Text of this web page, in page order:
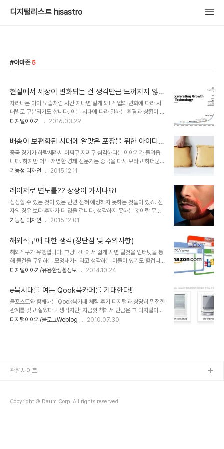
디지털리스트 hisastro
아마존 5
현실에서 세상이 변화되는 건 생각만큼 느껴지지 않지
만...
자라나는 아이 모습처럼 시간 지나면 알게 돼! 직업의 변화에 따라 시
대별로 구분되기도 합니다. 이는 시대에 따라 일하는 환경과 상황이 달
라진다는 것을 의미하며, 과학기술 발전의 흐름을 말하는 근거가 되기
5~60년 가량이고, 국내의 경우도 "1가구 1차량"이라고 하는 자동차
대중화 시대가 열린 것도 고작 길게 봐야 20년 전후라고 할 수 있습니
다. 그 짧은 시간 내에 사람들은 자동차 소유를 필수라는 생각을 하게
됐고, 다른 누가 아닌 저만 하더라도 자동차는 기술의 총아로써 -구체
적으로 생각한 것은 아니라도- 일정한 범주 내에서 지속적인 발전과
계수단도 깊숙히 자리했다고 할..
디지털이야기 2016.03.29
배송이 보편화된 시대에 알맞은 포장을 위한 아이디어
디자인
중국 경기가 하락세라서 어쩌구 저쩌구 심각하다는 이야기가 들려옵
니다. 하지만 어느 저명한 경제 전문가는 중국을 다시 보라고 하더군
요. 이제까지 중국이 생산을 기반으로 했다면 조만간 소비 중심으로 그
통한 내수경제의 상승이 중국의 미래임을 이야기 하는 것이라고 생각
되었습니다. 그것이 맞다면 이는 디지털 시대와 맞물려 그 짧은 시간에
전 세계를 석권하다 시피한 온라인 마켓플레이스의 대명사 아마존을
넘어선 알리바바를 제외하고 생각할 수 없게 됩니다. 말하자면 상징적
으로 그렇다는 겁니다. 이미지 출처: finance.yahoo.com 참고적
이(광곤절) 하루 매출이 $143억을 ..
기능성 디자인 2015.12.11
레이저로 면도를?? 상상이 가시나요!
상상할 수 있는 것이 있는 반면 전혀 예상하지 못하는 것들이 있죠. 전
자의 경우 보다 후자가 더 많을 겁니다. 생각하지 못하는 것이란 무한
대일테니...그래도 어느정도 흐름을 읽는 분야로 한정하자면 얘긴 좀
제게 이건 상상 조차 할 수 없던 겁니다.아니 어느 분인들 상상이나 했
을까요?!! 레이저로 면도를???"Let’s make things better" 우리말
로 "작은 차이가 명품을 만든다"고 광고되었던 기업.. 그 필립스
(Philips)가 선보인 면도기 얘깁니다. 그것도 벌써 2년 전 쯤 출시되
었던 것인데... 이걸 이제야 보다니... 저만 몰랐던 걸까요? ㅠ.ㅠ 이미
기능성 디자인 2015.12.01
해외직구에 대한 생각(장단점 및 주의사항)
해외직구가 유행입니다. 그냥 국내에서 쉽게 사면 될것을 인터넷을 통
해 물건을 구입하는 모양새가~ 라고 생각하는 이들이 있기도 할겁니
다. 하지만 오죽하면 그럴까라는 건 더 말할 나위 없죠. 최근 들어 부쩍
해도 머니 때문입니다. 이걸 돈 독 올랐다는 표현을 하자니 이쪽 저쪽
다 걸리는군요. 하지만 구매하는 쪽에서야 조금 절약하고자 하는 심사
이니 파는 쪽의 과한 가격 책정에 문제 있다는 지적은 어느 정도 타당
합니다. 이미지 출처: www.xenexdesigns.com.au 따지고 보면
국내 유통 환경은 나쁘지 않은 여건임에도 무언가 잘못 작동되는 시스
디지털이야기/유용한생활정보 2014.10.24
e북시대를 여는 Qook북카페를 기대한다!!
올포스트와 함께하는 Qook북카페 체험 후기 디지털과 상당히 밀접한
관계를 갖고 살았다고 생각지만, 지금껏 책에서 만큼은 그 디지털이란
연관성에 대해 그리 많은 생각을 했던 것 같지는 않습니다. 앞서 발행
다. 그리고 약 10년 여의 세월 흐른 뒤였을까요? 우연히 접하게 된 꽤
디지털이야기/블로그Weblog 2010.07.30
Copyright © Daum Corp. All rights reserved.
관련사이트